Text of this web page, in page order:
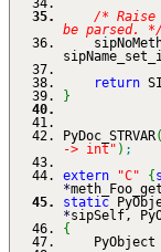
/* Raise
be parsed. */
return
}
PyDoc_STRVAR(
-> int" ) ;
extern
"C" {
*
static
*sipSelf,
{
PyObject